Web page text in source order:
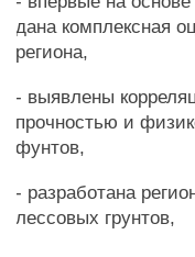
дана комплексная
региона,
- выявлены
прочностью и
фунтов,
- разработана
лессовых грунтов,